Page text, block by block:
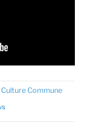
Culture Commune